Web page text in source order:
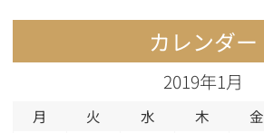
カレンダー
2019年1月
月 火 水 木 金